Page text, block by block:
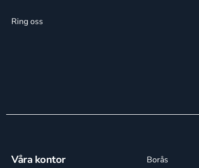
Ring oss
Våra kontor
Borås